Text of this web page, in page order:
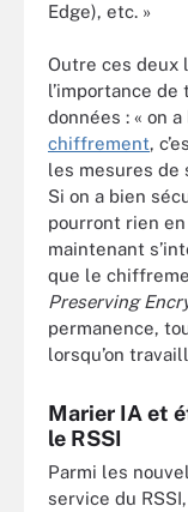
Edge), etc. »
Outre ces deux
l’importance
données : « on
chiffrement,
les mesures de
Si on a bien
pourront rien
maintenant
que le
Preserving
permanence,
lorsqu’on
Marier IA et
le RSSI
Parmi les
service du RSSI,